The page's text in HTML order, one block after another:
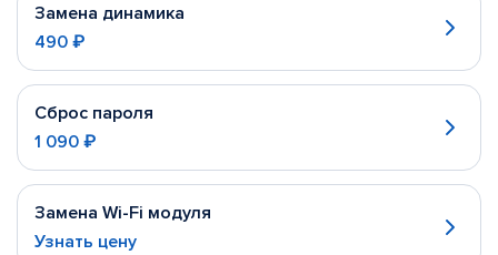
Замена динамика
490 ₽
Сброс пароля
1 090 ₽
Замена Wi-Fi модуля
Узнать цену